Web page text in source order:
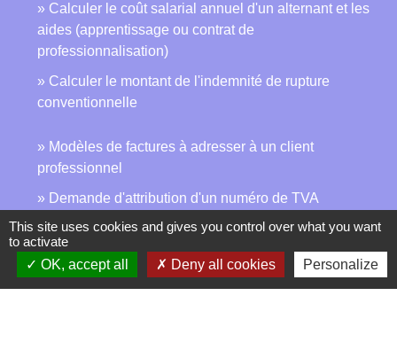
Calculer le coût salarial annuel d'un alternant et les
aides (apprentissage ou contrat de
professionnalisation)
Calculer le montant de l'indemnité de rupture
conventionnelle
Modèles de factures à adresser à un client
professionnel
Demande d'attribution d'un numéro de TVA
intracommunautaire à un assujetti non redevable
Modèle d'acte de constitution de société
Modèle de contrat de bail à ferme (bail rural)
This site uses cookies and gives you control over what you want
to activate
OK, accept all
Deny all cookies Personalize